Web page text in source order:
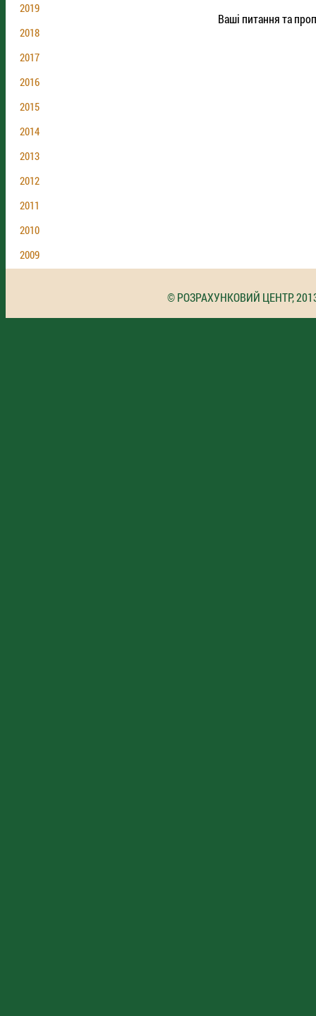
2019
2018
2017
2016
2015
2014
2013
2012
2011
2010
2009
Ваші питання та
© РОЗРАХУНКОВИЙ ЦЕНТР,